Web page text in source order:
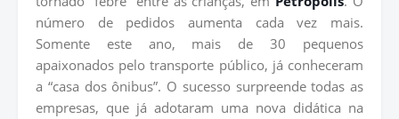
número de pedidos aumenta cada vez mais.
Somente este ano, mais de 30 pequenos
apaixonados pelo transporte público, já conheceram
a “casa dos ônibus”. O sucesso surpreende todas as
empresas, que já adotaram uma nova didática na